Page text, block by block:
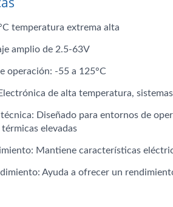
temperatura extrema alta
amplio de 2.5-63V
operación: -55 a 125°C
de alta temperatura,
Diseñado para entornos de
elevadas
Mantiene características
Ayuda a ofrecer un